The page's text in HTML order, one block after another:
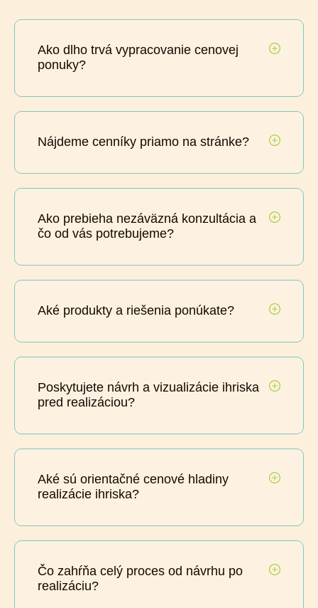
Ako dlho trvá vypracovanie cenovej
ponuky?
Nájdeme cenníky priamo na stránke?
Ako prebieha nezáväzná konzultácia a
čo od vás potrebujeme?
Aké produkty a riešenia ponúkate?
Poskytujete návrh a vizualizácie ihriska
pred realizáciou?
Aké sú orientačné cenové hladiny
realizácie ihriska?
Čo zahŕňa celý proces od návrhu po
realizáciu?